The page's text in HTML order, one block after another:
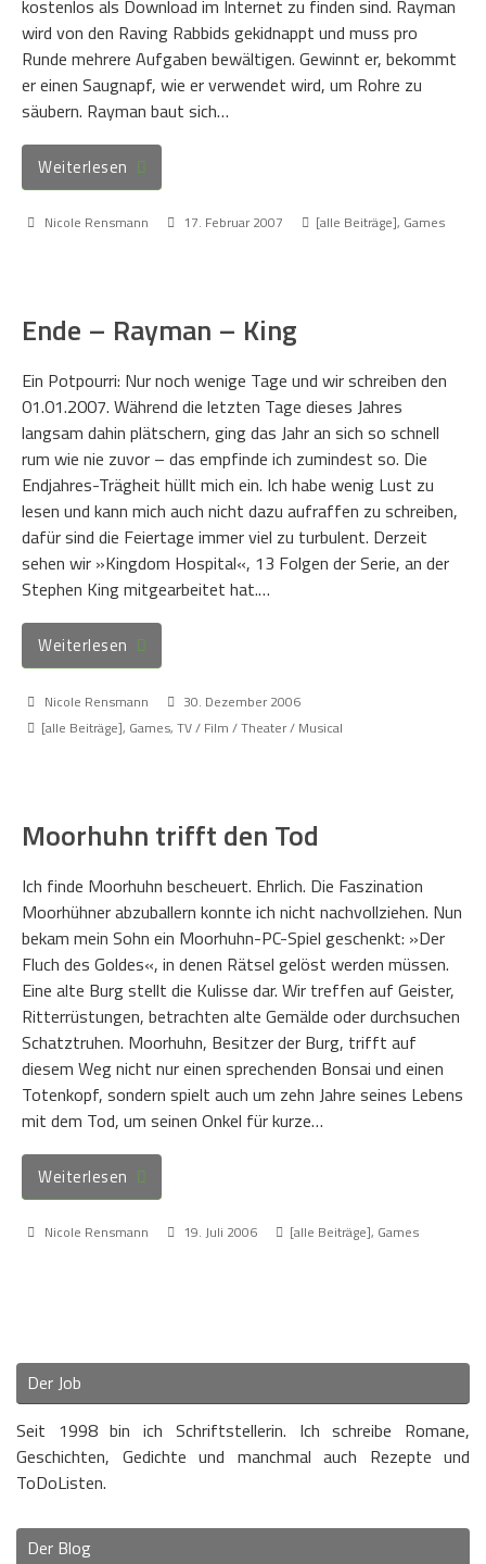
kostenlos als Download im Internet zu finden sind. Rayman
wird von den Raving Rabbids gekidnappt und muss pro
Runde mehrere Aufgaben bewältigen. Gewinnt er, bekommt
er einen Saugnapf, wie er verwendet wird, um Rohre zu
säubern. Rayman baut sich…
Weiterlesen
Nicole Rensmann 17. Februar 2007 [alle Beiträge], Games
Ende – Rayman – King
Ein Potpourri: Nur noch wenige Tage und wir schreiben den
01.01.2007. Während die letzten Tage dieses Jahres
langsam dahin plätschern, ging das Jahr an sich so schnell
rum wie nie zuvor – das empfinde ich zumindest so. Die
Endjahres-Trägheit hüllt mich ein. Ich habe wenig Lust zu
lesen und kann mich auch nicht dazu aufraffen zu schreiben,
dafür sind die Feiertage immer viel zu turbulent. Derzeit
sehen wir »Kingdom Hospital«, 13 Folgen der Serie, an der
Stephen King mitgearbeitet hat.…
Weiterlesen
Nicole Rensmann
30. Dezember 2006
[alle Beiträge], Games, TV / Film / Theater / Musical
Moorhuhn trifft den Tod
Ich finde Moorhuhn bescheuert. Ehrlich. Die Faszination
Moorhühner abzuballern konnte ich nicht nachvollziehen. Nun
bekam mein Sohn ein Moorhuhn-PC-Spiel geschenkt: »Der
Fluch des Goldes«, in denen Rätsel gelöst werden müssen.
Eine alte Burg stellt die Kulisse dar. Wir treffen auf Geister,
Ritterrüstungen, betrachten alte Gemälde oder durchsuchen
Schatztruhen. Moorhuhn, Besitzer der Burg, trifft auf
diesem Weg nicht nur einen sprechenden Bonsai und einen
Totenkopf, sondern spielt auch um zehn Jahre seines Lebens
mit dem Tod, um seinen Onkel für kurze…
Weiterlesen
Nicole Rensmann 19. Juli 2006 [alle Beiträge], Games
Der Job
Seit 1998 bin ich Schriftstellerin. Ich schreibe Romane,
Geschichten, Gedichte und manchmal auch Rezepte und
ToDoListen.
Der Blog